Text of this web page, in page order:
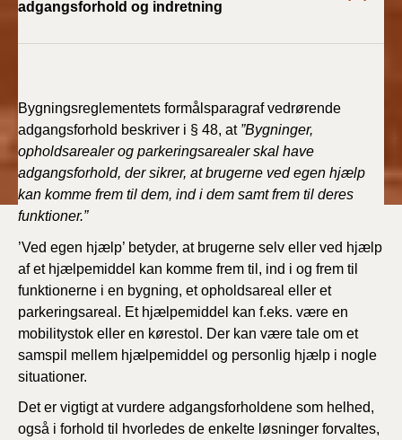
adgangsforhold og indretning
Bygningsreglementets formålsparagraf vedrørende
adgangsforhold beskriver i § 48, at ”Bygninger,
opholdsarealer og parkeringsarealer skal have
adgangsforhold, der sikrer, at brugerne ved egen hjælp
kan komme frem til dem, ind i dem samt frem til deres
funktioner.”
’Ved egen hjælp’ betyder, at brugerne selv eller ved hjælp
af et hjælpemiddel kan komme frem til, ind i og frem til
funktionerne i en bygning, et opholdsareal eller et
parkeringsareal. Et hjælpemiddel kan f.eks. være en
mobilitystok eller en kørestol. Der kan være tale om et
samspil mellem hjælpemiddel og personlig hjælp i nogle
situationer.
Det er vigtigt at vurdere adgangsforholdene som helhed,
også i forhold til hvorledes de enkelte løsninger forvaltes,